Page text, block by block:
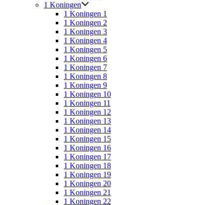
1 Koningen
1 Koningen 1
1 Koningen 2
1 Koningen 3
1 Koningen 4
1 Koningen 5
1 Koningen 6
1 Koningen 7
1 Koningen 8
1 Koningen 9
1 Koningen 10
1 Koningen 11
1 Koningen 12
1 Koningen 13
1 Koningen 14
1 Koningen 15
1 Koningen 16
1 Koningen 17
1 Koningen 18
1 Koningen 19
1 Koningen 20
1 Koningen 21
1 Koningen 22